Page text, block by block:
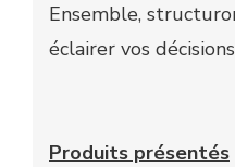
Ensemble,
éclairer vos
Produits présentés